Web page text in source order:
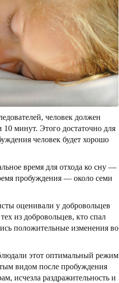
человек должен
10 минут. Этого достаточно для
человек будет хорошо
время для отхода ко сну —
пробуждения — около семи
оценивали у добровольцев
из добровольцев, кто спал
положительные изменения во
этот оптимальный режим
видом после пробуждения
исчезла раздражительность и